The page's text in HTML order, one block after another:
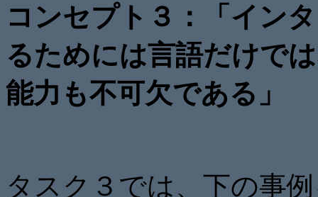
コンセプト３：「イン
るためには言語だけで
能力も不可欠である」
タスク３では、下の事